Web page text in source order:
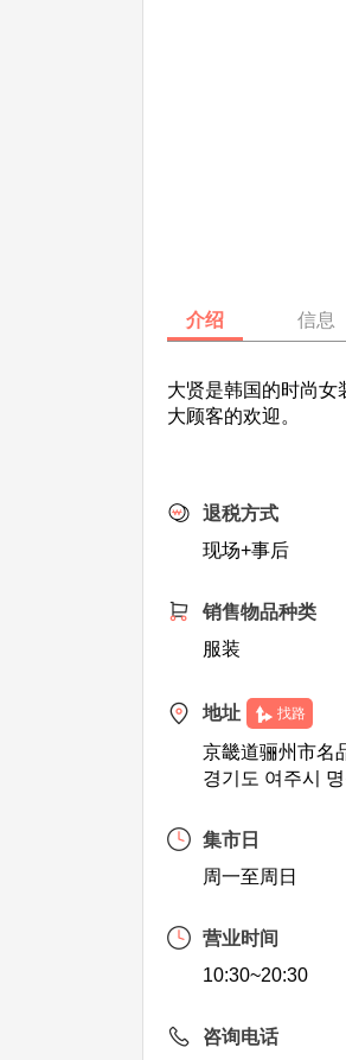
介绍 信息
大贤是韩国的时尚女
大顾客的欢迎。
退税方式
现场+事后
销售物品种类
服装
地址 找路
京畿道骊州市名
경기도 여주시
集市日
周一至周日
营业时间
10:30~20:30
咨询电话